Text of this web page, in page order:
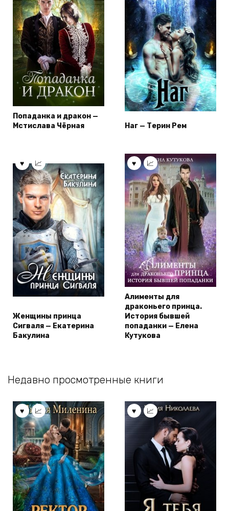
Попаданка и дракон —
Мстислава Чёрная
Наг — Терин Рем
Женщины принца
Сигваля — Екатерина
Бакулина
Алименты для
драконьего принца.
История бывшей
попаданки — Елена
Кутукова
Недавно просмотренные книги